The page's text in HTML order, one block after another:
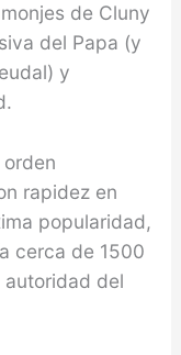
de Cluny
del Papa (y
y
rapidez en
popula­ridad,
cerca de 1500
autoridad del